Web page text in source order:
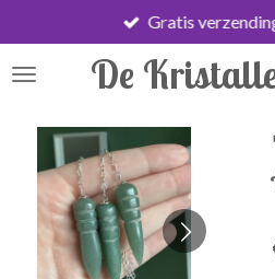
direct
naar
hoofdinhoud
De
Gratis